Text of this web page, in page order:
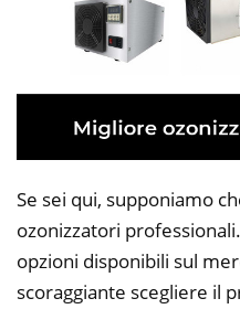
Se sei qui, supponiamo
ozonizzatori
opzioni disponibili sul
scoraggiante scegliere il